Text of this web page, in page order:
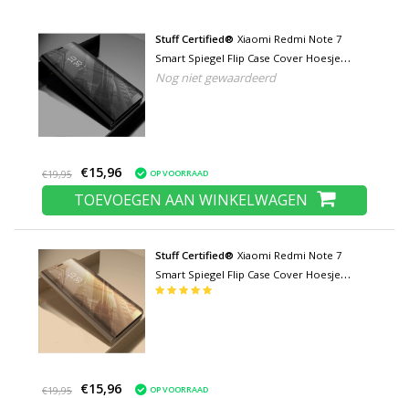
Stuff Certified® Xiaomi Redmi Note 7
Smart Spiegel Flip Case Cover Hoesje
Zwart
Nog niet gewaardeerd
€19,95 €15,96 OP VOORRAAD
TOEVOEGEN AAN WINKELWAGEN
Stuff Certified® Xiaomi Redmi Note 7
Smart Spiegel Flip Case Cover Hoesje
Goud
€19,95 €15,96 OP VOORRAAD